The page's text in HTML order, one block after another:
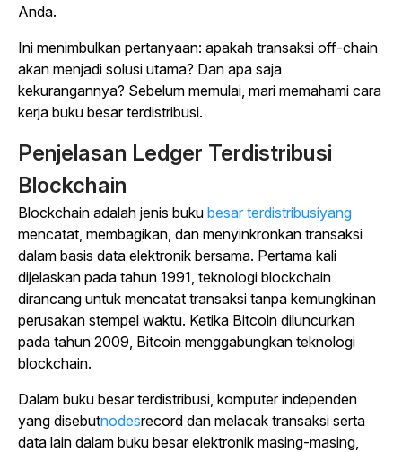
Anda.
Ini menimbulkan pertanyaan: apakah transaksi off-chain
akan menjadi solusi utama? Dan apa saja
kekurangannya? Sebelum memulai, mari memahami cara
kerja buku besar terdistribusi.
Penjelasan Ledger Terdistribusi
Blockchain
Blockchain adalah jenis buku besar terdistribusiyang
mencatat, membagikan, dan menyinkronkan transaksi
dalam basis data elektronik bersama. Pertama kali
dijelaskan pada tahun 1991, teknologi blockchain
dirancang untuk mencatat transaksi tanpa kemungkinan
perusakan stempel waktu. Ketika Bitcoin diluncurkan
pada tahun 2009, Bitcoin menggabungkan teknologi
blockchain.
Dalam buku besar terdistribusi, komputer independen
yang disebutnodesrecord dan melacak transaksi serta
data lain dalam buku besar elektronik masing-masing,